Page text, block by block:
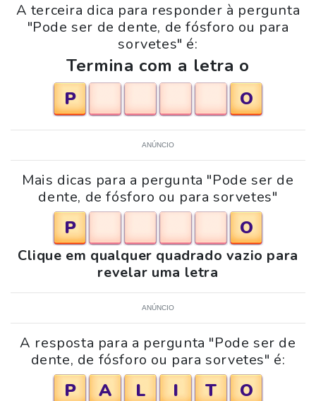
A terceira dica para responder à pergunta
"Pode ser de dente, de fósforo ou para
sorvetes" é:
Termina com a letra o
P
O
ANÚNCIO
Mais dicas para a pergunta "Pode ser de
dente, de fósforo ou para sorvetes"
P O
Clique em qualquer quadrado vazio para
revelar uma letra
ANÚNCIO
A resposta para a pergunta "Pode ser de
dente, de fósforo ou para sorvetes" é:
P A L I T O